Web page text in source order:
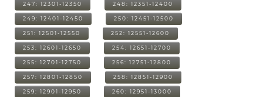
247: 12301-12350 248: 12351-12400
249: 12401-12450 250: 12451-12500
251: 12501-12550 252: 12551-12600
253: 12601-12650 254: 12651-12700
255: 12701-12750 256: 12751-12800
257: 12801-12850 258: 12851-12900
259: 12901-12950 260: 12951-13000